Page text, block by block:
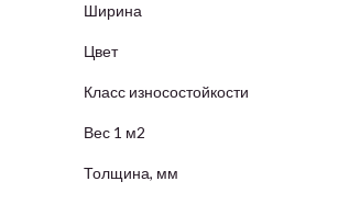
Ширина
Цвет
Класс износостойкости
Вес 1 м2
Толщина, мм